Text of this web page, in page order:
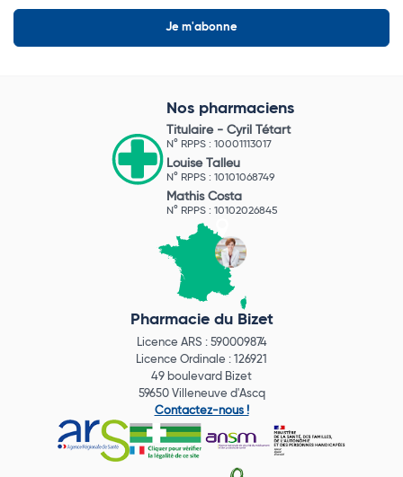
Nos pharmaciens
Titulaire - Cyril Tétart
N° RPPS : 10001113017
Louise Talleu
N° RPPS : 10101068749
Mathis Costa
N° RPPS : 10102026845
Pharmacie du Bizet
Licence ARS : 590009874
Licence Ordinale : 126921
49 boulevard Bizet
59650 Villeneuve d'Ascq
Contactez-nous !